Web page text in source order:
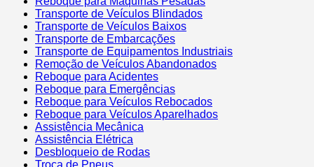
Transporte de Veículos Blindados
Transporte de Veículos Baixos
Transporte de Embarcações
Transporte de Equipamentos Industriais
Remoção de Veículos Abandonados
Reboque para Acidentes
Reboque para Emergências
Reboque para Veículos Rebocados
Reboque para Veículos Aparelhados
Assistência Mecânica
Assistência Elétrica
Desbloqueio de Rodas